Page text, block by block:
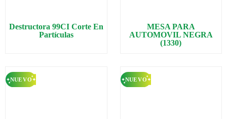
Destructora 99CI Corte En
Partículas
MESA PARA
AUTOMOVIL NEGRA
(1330)